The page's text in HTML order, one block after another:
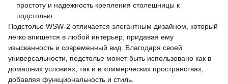
простоту и надежность крепления столешницы к
подстолью.
Подстолье WSW-2 отличается элегантным дизайном, который
легко впишется в любой интерьер, придавая ему
изысканность и современный вид. Благодаря своей
универсальности, подстолье может быть использовано как в
домашних условиях, так и в коммерческих пространствах,
добавляя функциональность и стиль.